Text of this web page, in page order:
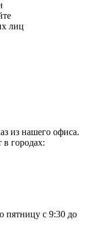
лиц
из нашего офиса.
в городах:
пятницу с 9:30 до